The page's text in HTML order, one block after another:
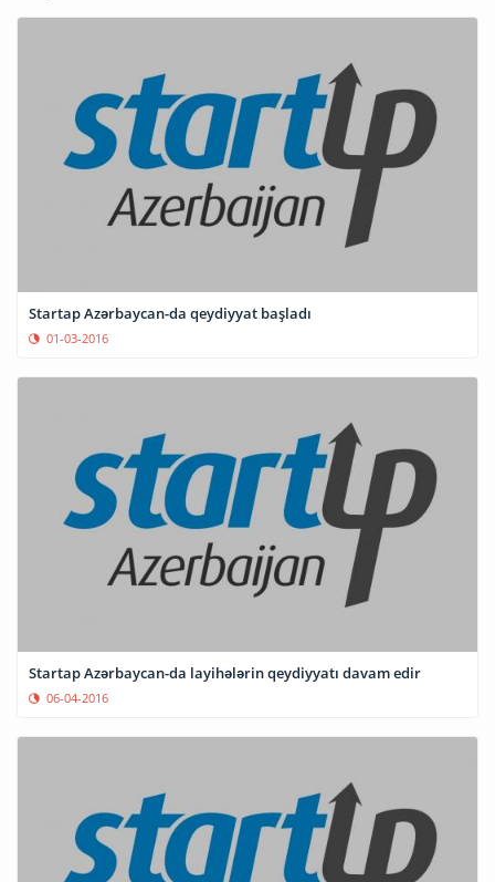
Startap Azərbaycan-da qeydiyyat başladı
01-03-2016
Startap Azərbaycan-da layihələrin qeydiyyatı davam edir
06-04-2016